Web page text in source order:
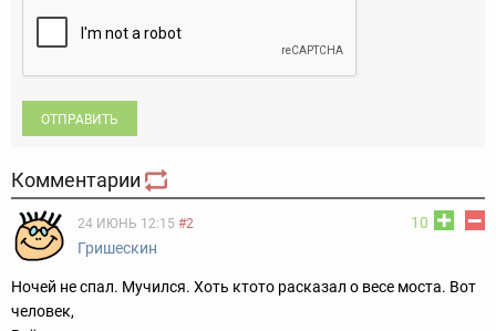
ОТПРАВИТЬ
Комментарии
10
24 ИЮНЬ 12:15 #2
Гришескин
Ночей не спал. Мучился. Хоть ктото расказал о весе моста. Вот
человек,